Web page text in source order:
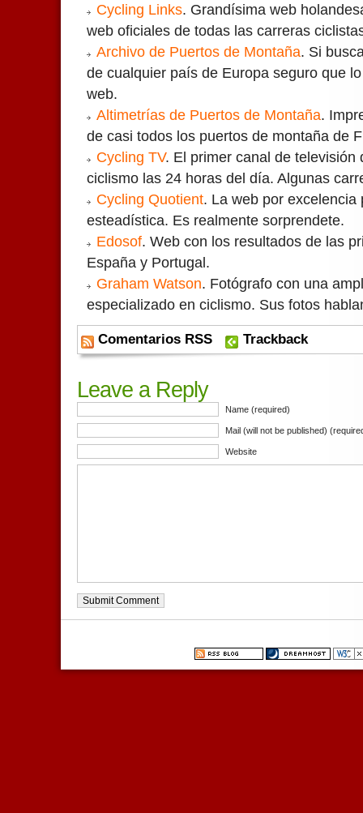
Cycling Links. Grandísima web
web oficiales de todas las carreras
Archivo de Puertos de Montaña. Si
de cualquier país de Europa seguro que
web.
Altimetrías de Puertos de Montaña.
de casi todos los puertos de montaña de
Cycling TV. El primer canal de
ciclismo las 24 horas del día. Algunas
Cycling Quotient. La web por
esteadística. Es realmente sorprendete.
Edosof. Web con los resultados de las
España y Portugal.
Graham Watson. Fotógrafo con una
especializado en ciclismo. Sus fotos
Comentarios RSS Trackback
Leave a Reply
Name (required)
Mail (will not be published)
Website